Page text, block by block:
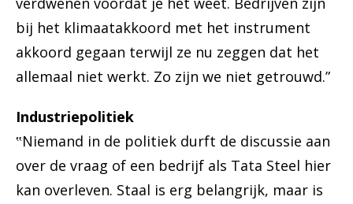
bij het klimaatakkoord met het instrument
akkoord gegaan terwijl ze nu zeggen dat het
allemaal niet werkt. Zo zijn we niet getrouwd.”
Industriepolitiek
‟Niemand in de politiek durft de discussie aan
over de vraag of een bedrijf als Tata Steel hier
kan overleven. Staal is erg belangrijk, maar is